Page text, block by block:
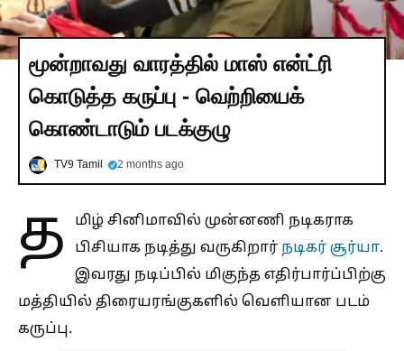
மூன்றாவது வாரத்தில் மாஸ் என்ட்ரி
கொடுத்த கருப்பு - வெற்றியைக்
கொண்டாடும் படக்குழு
TV9 Tamil 2 months ago
த
மிழ் சினிமாவில் முன்னணி நடிகராக
பிசியாக நடித்து வருகிறார் நடிகர் சூர்யா.
இவரது நடிப்பில் மிகுந்த எதிர்பார்ப்பிற்கு
மத்தியில் திரையரங்குகளில் வெளியான படம்
கருப்பு.